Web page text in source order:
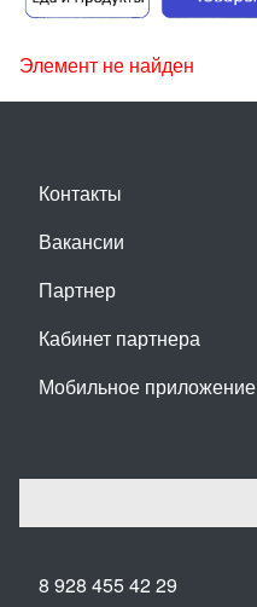
Элемент не найден
Контакты
Вакансии
Партнер
Кабинет партнера
Мобильное приложение
8 928 455 42 29